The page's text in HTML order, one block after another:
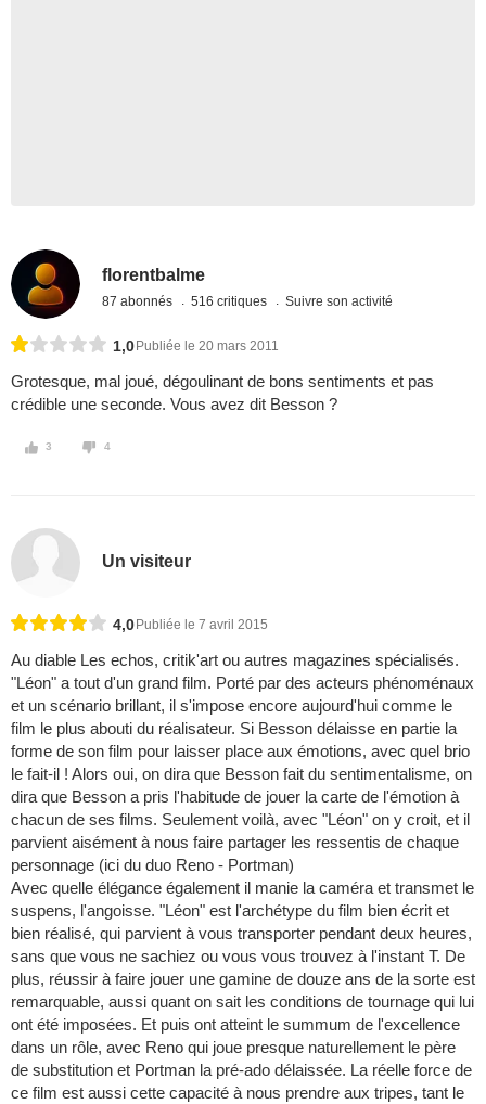
florentbalme
87 abonnés 516 critiques Suivre son activité
1,0 Publiée le 20 mars 2011
Grotesque, mal joué, dégoulinant de bons sentiments et pas
crédible une seconde. Vous avez dit Besson ?
3 4
Un visiteur
4,0 Publiée le 7 avril 2015
Au diable Les echos, critik'art ou autres magazines spécialisés.
"Léon" a tout d'un grand film. Porté par des acteurs phénoménaux
et un scénario brillant, il s'impose encore aujourd'hui comme le
film le plus abouti du réalisateur. Si Besson délaisse en partie la
forme de son film pour laisser place aux émotions, avec quel brio
le fait-il ! Alors oui, on dira que Besson fait du sentimentalisme, on
dira que Besson a pris l'habitude de jouer la carte de l'émotion à
chacun de ses films. Seulement voilà, avec "Léon" on y croit, et il
parvient aisément à nous faire partager les ressentis de chaque
personnage (ici du duo Reno - Portman)
Avec quelle élégance également il manie la caméra et transmet le
suspens, l'angoisse. "Léon" est l'archétype du film bien écrit et
bien réalisé, qui parvient à vous transporter pendant deux heures,
sans que vous ne sachiez ou vous vous trouvez à l'instant T. De
plus, réussir à faire jouer une gamine de douze ans de la sorte est
remarquable, aussi quant on sait les conditions de tournage qui lui
ont été imposées. Et puis ont atteint le summum de l'excellence
dans un rôle, avec Reno qui joue presque naturellement le père
de substitution et Portman la pré-ado délaissée. La réelle force de
ce film est aussi cette capacité à nous prendre aux tripes, tant le